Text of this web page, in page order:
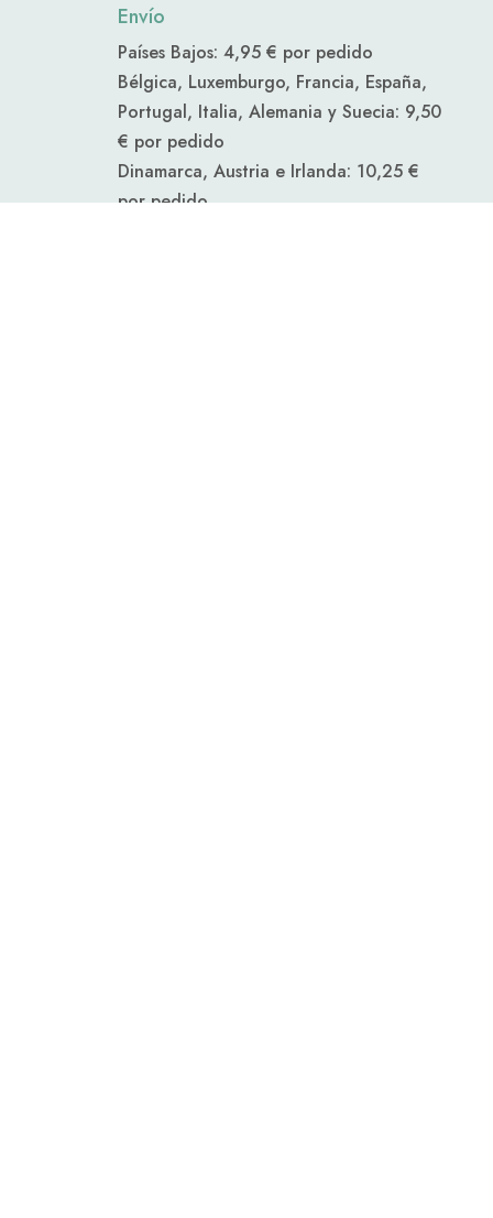
Envío
Países Bajos: 4,95 € por pedido
Bélgica, Luxemburgo, Francia, España,
Portugal, Italia, Alemania y Suecia: 9,50
€ por pedido
Dinamarca, Austria e Irlanda: 10,25 €
por pedido